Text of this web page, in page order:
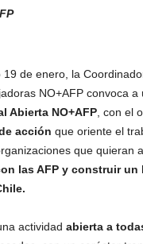
19 de enero, la
NO+AFP convoca a
Abierta NO+AFP , con el
acción que oriente el
que quieran
las AFP y construir un
actividad abierta a